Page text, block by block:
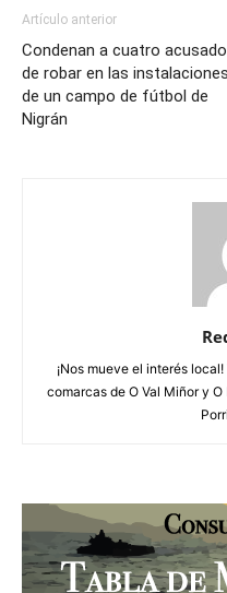
Artículo anterior
Condenan a cuatro
de robar en las instalaciones
de un campo de fútbol de
Nigrán
¡Nos mueve el interés
comarcas de O Val Miñor y